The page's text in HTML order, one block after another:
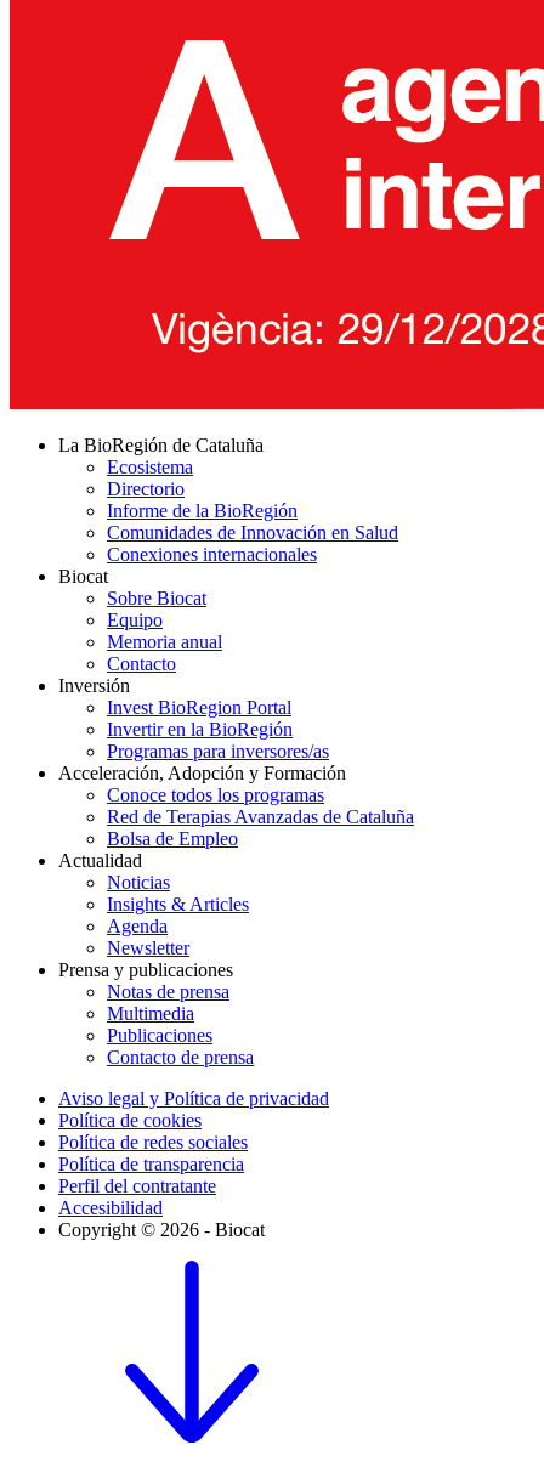
La BioRegión de Cataluña
Ecosistema
Directorio
Informe de la BioRegión
Comunidades de Innovación en Salud
Conexiones internacionales
Biocat
Sobre Biocat
Equipo
Memoria anual
Contacto
Inversión
Invest BioRegion Portal
Invertir en la BioRegión
Programas para inversores/as
Acceleración, Adopción y Formación
Conoce todos los programas
Red de Terapias Avanzadas de Cataluña
Bolsa de Empleo
Actualidad
Noticias
Insights & Articles
Agenda
Newsletter
Prensa y publicaciones
Notas de prensa
Multimedia
Publicaciones
Contacto de prensa
Aviso legal y Política de privacidad
Política de cookies
Política de redes sociales
Política de transparencia
Perfil del contratante
Accesibilidad
Copyright © 2026 - Biocat